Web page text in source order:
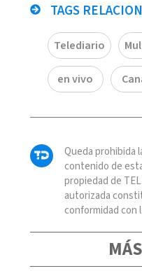
TAGS
Telediario
en vivo
Queda prohibida
contenido de
propiedad de
autorizada
conformidad con